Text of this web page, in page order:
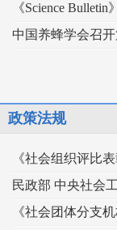
政策法规
《社会组织评比
《社会团体分支